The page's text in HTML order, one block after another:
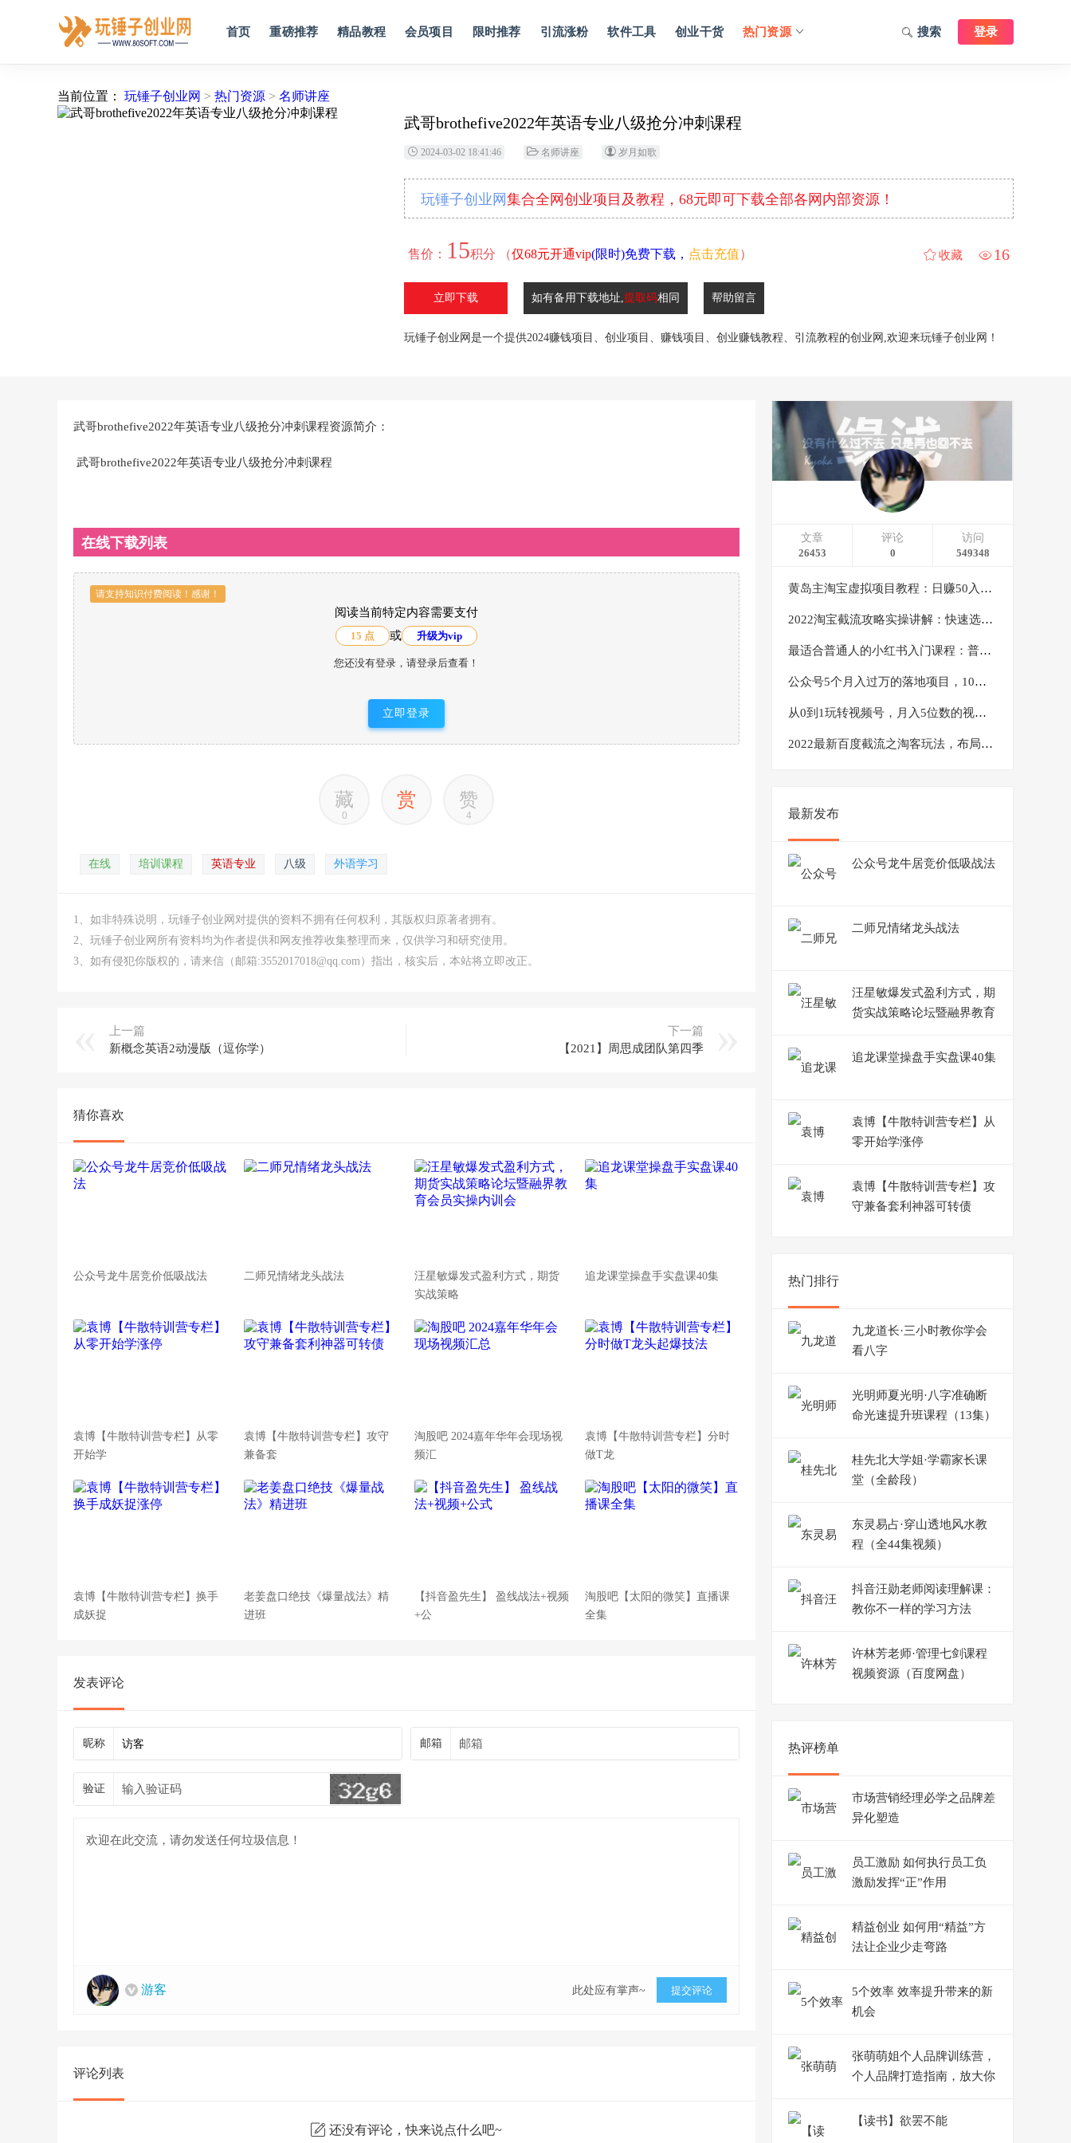
首页 重磅推荐 精品教程 会员项目 限时推荐 引流涨粉 软件工具 创业干货 热门资源 登录
搜索
当前位置： 玩锤子创业网 > 热门资源 > 名师讲座
武哥brothefive2022年英语专业八级抢分冲刺课程
2024-03-02 18:41:46 名师讲座 岁月如歌
玩锤子创业网 集合全网创业项目及教程，68元即可下载全部各网内部资源！
售价： 15积分 （仅68元开通vip(限时)免费下载， 点击充值） 16
收藏
立即下载 如有备用下载地址,提取码相同 帮助留言
玩锤子创业网是一个提供2024赚钱项目、创业项目、赚钱项目、创业赚钱教程、引流教程的创业网,欢迎来玩锤子创业网！
武哥brothefive2022年英语专业八级抢分冲刺课程资源简介：
武哥brothefive2022年英语专业八级抢分冲刺课程
在线下载列表
请支持知识付费阅读！感谢！
阅读当前特定内容需要支付
15 点 或 升级为vip
您还没有登录，请登录后查看！
立即登录
藏
0
赏 赞
4
在线 培训课程 英语专业 八级 外语学习
1、如非特殊说明，玩锤子创业网对提供的资料不拥有任何权利，其版权归原著者拥有。
2、玩锤子创业网所有资料均为作者提供和网友推荐收集整理而来，仅供学习和研究使用。
3、如有侵犯你版权的，请来信（邮箱:3552017018@qq.com）指出，核实后，本站将立即改正。
上一篇
新概念英语2动漫版（逗你学）
下一篇
【2021】周思成团队第四季
猜你喜欢
公众号龙牛居竞价低吸战法 二师兄情绪龙头战法
汪星敏爆发式盈利方式，期货
实战策略
追龙课堂操盘手实盘课40集
袁博【牛散特训营专栏】从零
开始学
袁博【牛散特训营专栏】攻守
兼备套
淘股吧 2024嘉年华年会现场视
频汇
袁博【牛散特训营专栏】分时
做T龙
袁博【牛散特训营专栏】换手
成妖捉
老姜盘口绝技《爆量战法》精
进班
【抖音盈先生】 盈线战法+视频
+公
淘股吧【太阳的微笑】直播课
全集
发表评论
昵称 邮箱
验证
游客 此处应有掌声~ 提交评论
评论列表
还没有评论，快来说点什么吧~
文章
26453
评论
0
访问
549348
黄岛主淘宝虚拟项目教程：日赚50入门基础班（两节课附配套资料）
2022淘宝截流攻略实操讲解：快速选品+直接复制+快速起店
最适合普通人的小红书入门课程：普通人如何通过做小红书年入50万
公众号5个月入过万的落地项目，10大获客渠道，实测涨粉21万
从0到1玩转视频号，月入5位数的视频号搬运项目，定位+选品+制作+变现全流程
2022最新百度截流之淘客玩法，布局流量一单利润可达300+【视频课程】
最新发布
公众号龙牛居竞价低吸战法
二师兄情绪龙头战法
汪星敏爆发式盈利方式，期
货实战策略论坛暨融界教育
追龙课堂操盘手实盘课40集
袁博【牛散特训营专栏】从
零开始学涨停
袁博【牛散特训营专栏】攻
守兼备套利神器可转债
热门排行
九龙道长·三小时教你学会
看八字
光明师夏光明·八字准确断
命光速提升班课程（13集）
桂先北大学姐·学霸家长课
堂（全龄段）
东灵易占·穿山透地风水教
程（全44集视频）
抖音汪勋老师阅读理解课：
教你不一样的学习方法
许林芳老师·管理七剑课程
视频资源（百度网盘）
热评榜单
市场营销经理必学之品牌差
异化塑造
员工激励 如何执行员工负
激励发挥“正”作用
精益创业 如何用“精益”方
法让企业少走弯路
5个效率 效率提升带来的新
机会
张萌萌姐个人品牌训练营，
个人品牌打造指南，放大你
【读书】欲罢不能